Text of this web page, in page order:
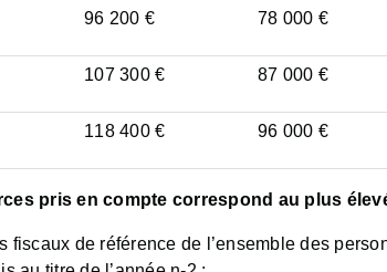
96 200 € 78 000 €
107 300 € 87 000 €
118 400 € 96 000 €
pris en compte correspond au plus
fiscaux de référence de l’ensemble des